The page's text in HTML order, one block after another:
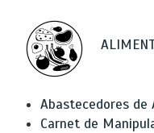
Abastecedores de
Carnet de